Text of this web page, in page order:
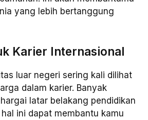
yang lebih bertanggung
Karier Internasional
luar negeri sering kali dilihat
dalam karier. Banyak
latar belakang pendidikan
ini dapat membantu kamu